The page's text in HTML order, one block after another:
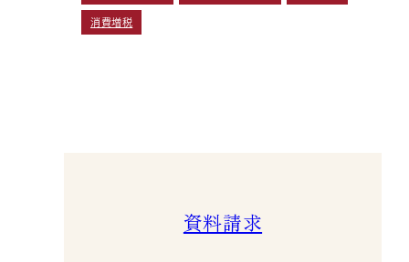
消費増税
資料請求